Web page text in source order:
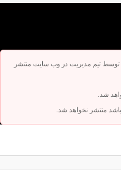
توسط تیم مدیریت در وب سایت منتشر
شد.
منتشر نخواهد شد.